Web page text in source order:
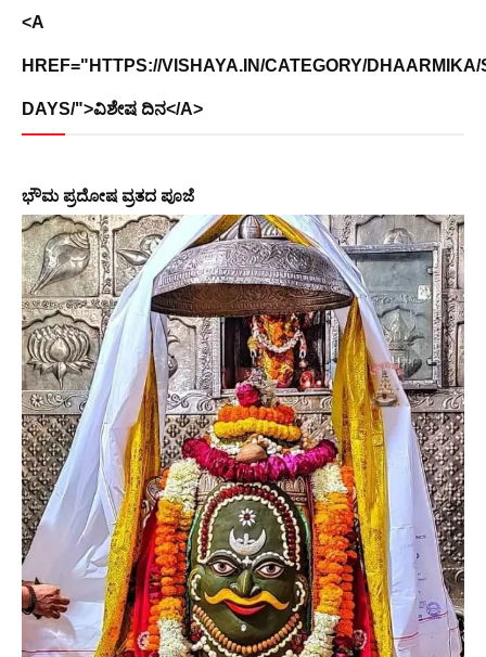
<A
HREF="HTTPS://VISHAYA.IN/CATEGORY/
DAYS/">ವಿಶೇಷ ದಿನ</A>
ಭೌಮ ಪ್ರದೋಷ ವ್ರತದ ಪೂಜೆ